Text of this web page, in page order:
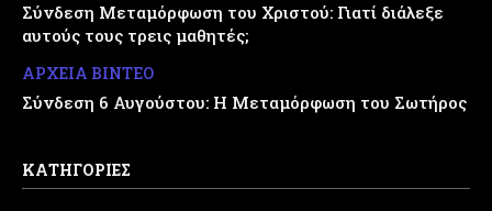
Σύνδεση Μεταμόρφωση του Χριστού: Γιατί διάλεξε
αυτούς τους τρεις μαθητές;
ΑΡΧΕΙΑ ΒΙΝΤΕΟ
Σύνδεση 6 Αυγούστου: Η Μεταμόρφωση του Σωτήρος
ΚΑΤΗΓΟΡΙΕΣ